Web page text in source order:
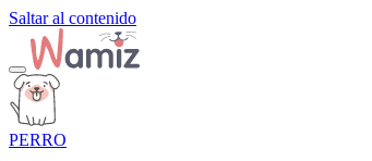
Saltar al contenido
PERRO